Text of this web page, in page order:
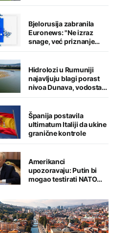
Bjelorusija zabranila
Euronews: "Ne izraz
snage, već priznanje
straha"
Hidrolozi u Rumuniji
najavljuju blagi porast
nivoa Dunava, vodostaj
rijeke porastao u
Španija postavila
ultimatum Italiji da ukine
granične kontrole
Amerikanci
upozoravaju: Putin bi
mogao testirati NATO